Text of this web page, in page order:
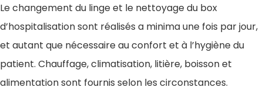
Le changement du linge et le nettoyage du box
d’hospitalisation sont réalisés a minima une fois par jour,
et autant que nécessaire au confort et à l’hygiène du
patient. Chauffage, climatisation, litière, boisson et
alimentation sont fournis selon les circonstances.